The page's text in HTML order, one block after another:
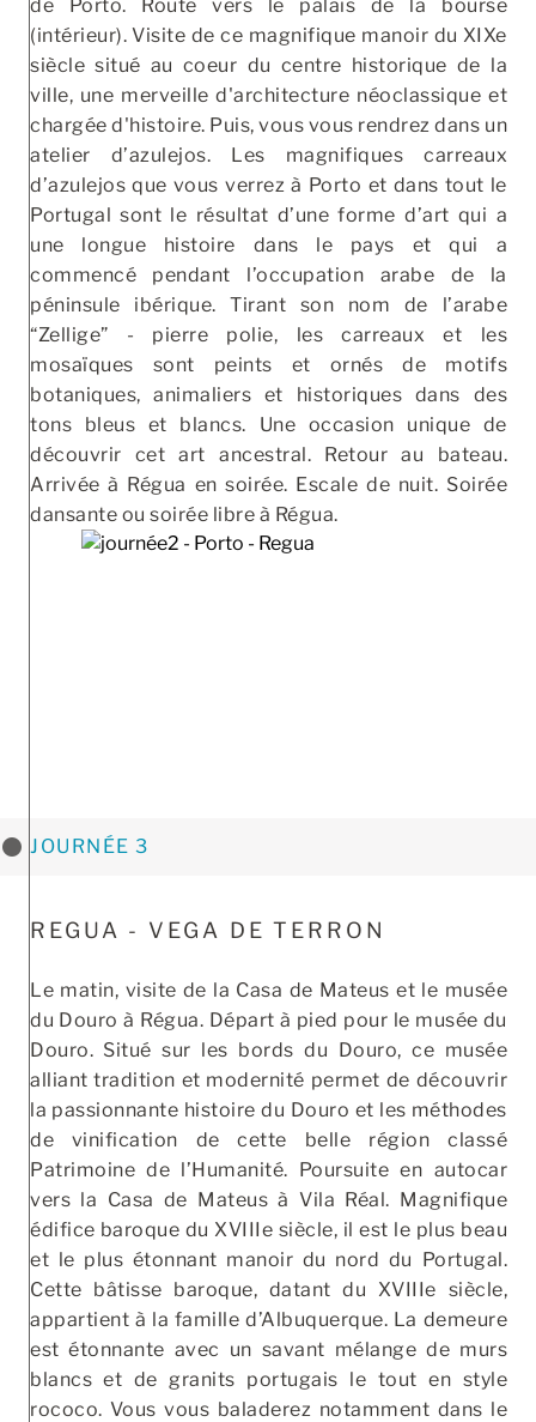
de Porto. Route vers le palais de la bourse
(intérieur). Visite de ce magnifique manoir du XIXe
siècle situé au coeur du centre historique de la
ville, une merveille d'architecture néoclassique et
chargée d'histoire. Puis, vous vous rendrez dans un
atelier d’azulejos. Les magnifiques carreaux
d’azulejos que vous verrez à Porto et dans tout le
Portugal sont le résultat d’une forme d’art qui a
une longue histoire dans le pays et qui a
commencé pendant l’occupation arabe de la
péninsule ibérique. Tirant son nom de l’arabe
“Zellige” - pierre polie, les carreaux et les
mosaïques sont peints et ornés de motifs
botaniques, animaliers et historiques dans des
tons bleus et blancs. Une occasion unique de
découvrir cet art ancestral. Retour au bateau.
Arrivée à Régua en soirée. Escale de nuit. Soirée
dansante ou soirée libre à Régua.
JOURNÉE 3
REGUA - VEGA DE TERRON
Le matin, visite de la Casa de Mateus et le musée
du Douro à Régua. Départ à pied pour le musée du
Douro. Situé sur les bords du Douro, ce musée
alliant tradition et modernité permet de découvrir
la passionnante histoire du Douro et les méthodes
de vinification de cette belle région classé
Patrimoine de l’Humanité. Poursuite en autocar
vers la Casa de Mateus à Vila Réal. Magnifique
édifice baroque du XVIIIe siècle, il est le plus beau
et le plus étonnant manoir du nord du Portugal.
Cette bâtisse baroque, datant du XVIIIe siècle,
appartient à la famille d’Albuquerque. La demeure
est étonnante avec un savant mélange de murs
blancs et de granits portugais le tout en style
rococo. Vous vous baladerez notamment dans le